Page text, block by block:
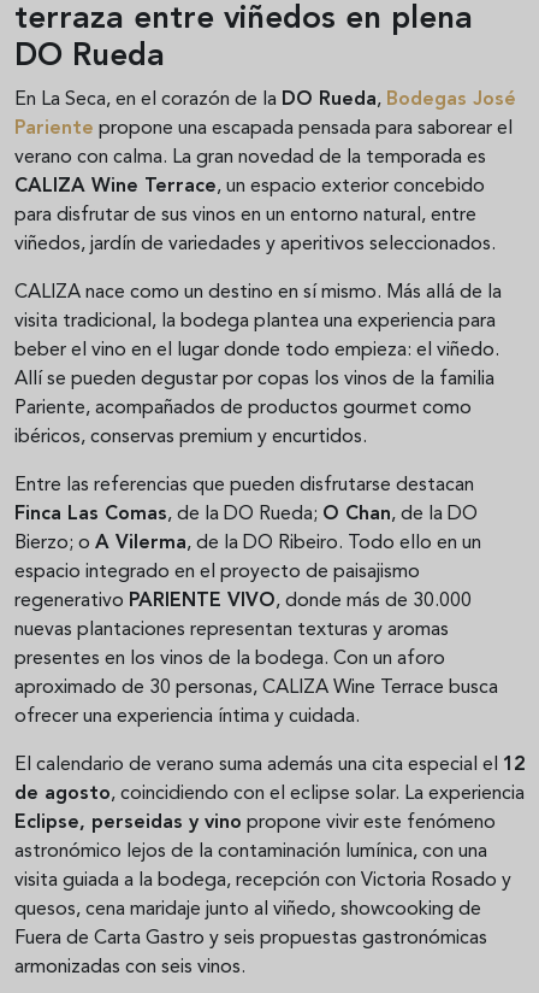
terraza entre viñedos en plena
DO Rueda
En La Seca, en el corazón de la DO Rueda, Bodegas José
Pariente propone una escapada pensada para saborear el
verano con calma. La gran novedad de la temporada es
CALIZA Wine Terrace, un espacio exterior concebido
para disfrutar de sus vinos en un entorno natural, entre
viñedos, jardín de variedades y aperitivos seleccionados.
CALIZA nace como un destino en sí mismo. Más allá de la
visita tradicional, la bodega plantea una experiencia para
beber el vino en el lugar donde todo empieza: el viñedo.
Allí se pueden degustar por copas los vinos de la familia
Pariente, acompañados de productos gourmet como
ibéricos, conservas premium y encurtidos.
Entre las referencias que pueden disfrutarse destacan
Finca Las Comas, de la DO Rueda; O Chan, de la DO
Bierzo; o A Vilerma, de la DO Ribeiro. Todo ello en un
espacio integrado en el proyecto de paisajismo
regenerativo PARIENTE VIVO, donde más de 30.000
nuevas plantaciones representan texturas y aromas
presentes en los vinos de la bodega. Con un aforo
aproximado de 30 personas, CALIZA Wine Terrace busca
ofrecer una experiencia íntima y cuidada.
El calendario de verano suma además una cita especial el 12
de agosto, coincidiendo con el eclipse solar. La experiencia
Eclipse, perseidas y vino propone vivir este fenómeno
astronómico lejos de la contaminación lumínica, con una
visita guiada a la bodega, recepción con Victoria Rosado y
quesos, cena maridaje junto al viñedo, showcooking de
Fuera de Carta Gastro y seis propuestas gastronómicas
armonizadas con seis vinos.